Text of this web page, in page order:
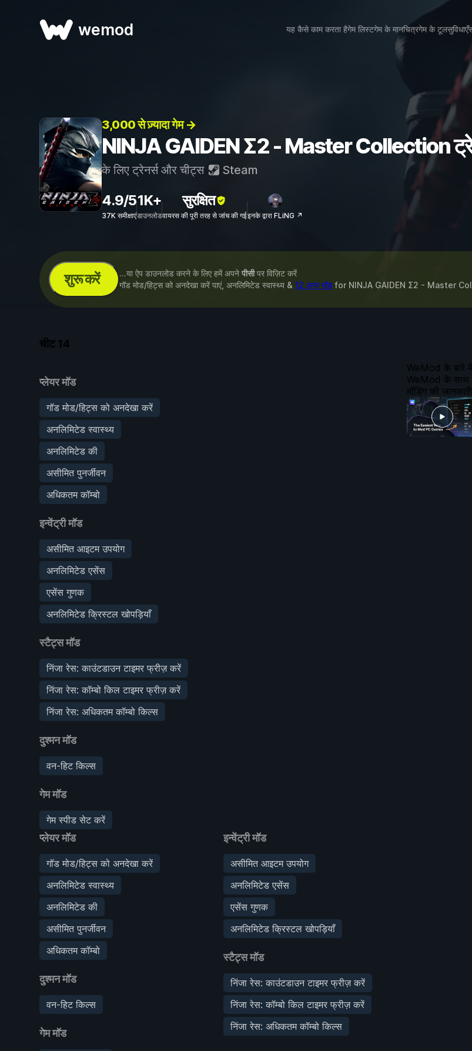
wemod यह कैसे काम करता हैगेम लिस्टगेम के मानचित्रगेम के टूलसुविधाएँ
3,000 से ज़्यादा गेम →
NINJA GAIDEN Σ2 - Master Collection
के लिए ट्रेनर्स और चीट्स Steam
4.9/5
37K समीक्षाएं
1K+
डाउनलोड
सुरक्षित
वायरस की पूरी तरह से जांच की गईइनके द्वारा FLiNG ↗
शुरू करें ...या ऐप डाउनलोड करने के लिए हमें अपने पीसीपर विज़िट करें
गॉड मोड/हिट्स को अनदेखा करें पाएं, अनलिमिटेड स्वास्थ्य & 12 अन्य मॉडfor NINJA GAIDEN Σ2 - Master
चीट 14
प्लेयर मॉड
गॉड मोड/हिट्स को अनदेखा करें
अनलिमिटेड स्वास्थ्य
अनलिमिटेड की
असीमित पुनर्जीवन
अधिकतम कॉम्बो
इन्वेंट्री मॉड
असीमित आइटम उपयोग
अनलिमिटेड एसेंस
एसेंस गुणक
अनलिमिटेड क्रिस्टल खोपड़ियाँ
स्टैट्स मॉड
निंजा रेस: काउंटडाउन टाइमर फ्रीज़ करें
निंजा रेस: कॉम्बो किल टाइमर फ्रीज़ करें
निंजा रेस: अधिकतम कॉम्बो किल्स
दुश्मन मॉड
वन-हिट किल्स
गेम मॉड
गेम स्पीड सेट करें
प्लेयर मॉड
गॉड मोड/हिट्स को अनदेखा करें
अनलिमिटेड स्वास्थ्य
अनलिमिटेड की
असीमित पुनर्जीवन
अधिकतम कॉम्बो
दुश्मन मॉड
वन-हिट किल्स
गेम मॉड
इन्वेंट्री मॉड
असीमित आइटम उपयोग
अनलिमिटेड एसेंस
एसेंस गुणक
अनलिमिटेड क्रिस्टल खोपड़ियाँ
स्टैट्स मॉड
निंजा रेस: काउंटडाउन टाइमर फ्रीज़ करें
निंजा रेस: कॉम्बो किल टाइमर फ्रीज़ करें
निंजा रेस: अधिकतम कॉम्बो किल्स
WeMod के बारे में
WeMod के साथ
मॉडिंग की जानकारी